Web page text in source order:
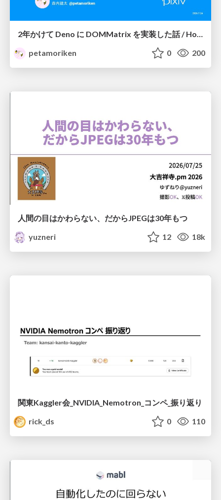
2年かけて Deno に DOMMatrix を実装した話 / How I implemented DOMMatrix in Deno over two years
petamoriken
0 200
人間の目はかわらない、だからJPEGは30年もつ
yuzneri
12 18k
関東Kaggler会_NVIDIA_Nemotron_コンペ_振り返り
rick_ds
0 110